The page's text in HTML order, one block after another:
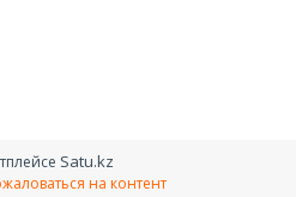
Satu.kz
на контент